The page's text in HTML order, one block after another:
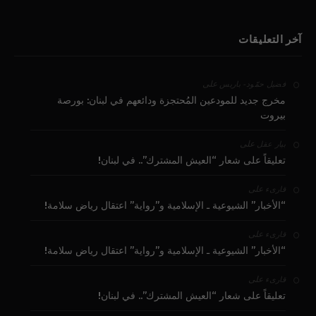
آخر التعليقات
فضيل حمّود - باريس على
مخرج جديد للمودعين المُحتجزة ودائعهم في لبنان: بورصة
بيروت
بيار عقل على
تعليقاً على شعار “العيش المشترك”.. في لبنان!
قارىء على
“الأخبار” الشيوعية ـ الإسلامية و”رواية” اعتقال رياض سلامة!
قارىء على
“الأخبار” الشيوعية ـ الإسلامية و”رواية” اعتقال رياض سلامة!
قارىء على
تعليقاً على شعار “العيش المشترك”.. في لبنان!